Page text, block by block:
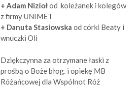
+ Adam Niziołod koleżanek i kolegów
z firmy UNIMET
+ Danuta Stasiowska od córki Beaty i
wnuczki Oli
Dziękczynna za otrzymane łaski z
prośbą o Boże błog. i opiekę MB
Różańcowej dla Wspólnot Róż